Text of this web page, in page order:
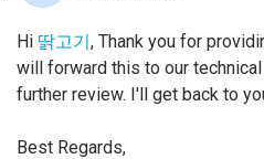
Hi 딹고기, Thank you for
will forward this to our
further review. I'll get back to
Best Regards,